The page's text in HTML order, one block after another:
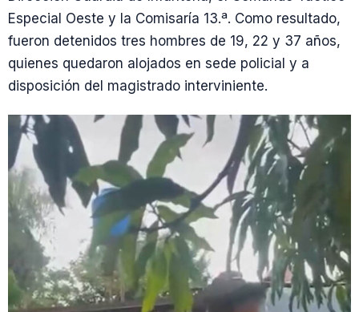
Especial Oeste y la Comisaría 13.ª. Como resultado,
fueron detenidos tres hombres de 19, 22 y 37 años,
quienes quedaron alojados en sede policial y a
disposición del magistrado interviniente.